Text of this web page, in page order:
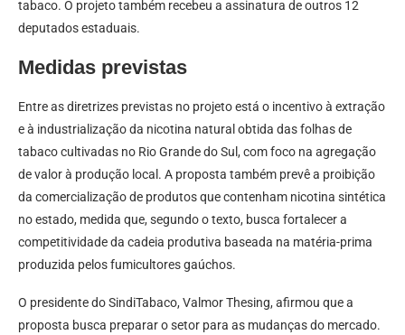
tabaco. O projeto também recebeu a assinatura de outros 12
deputados estaduais.
Medidas previstas
Entre as diretrizes previstas no projeto está o incentivo à extração
e à industrialização da nicotina natural obtida das folhas de
tabaco cultivadas no Rio Grande do Sul, com foco na agregação
de valor à produção local. A proposta também prevê a proibição
da comercialização de produtos que contenham nicotina sintética
no estado, medida que, segundo o texto, busca fortalecer a
competitividade da cadeia produtiva baseada na matéria-prima
produzida pelos fumicultores gaúchos.
O presidente do SindiTabaco, Valmor Thesing, afirmou que a
proposta busca preparar o setor para as mudanças do mercado.